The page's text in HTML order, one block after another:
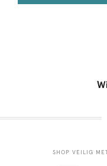
SHOP VEILIG